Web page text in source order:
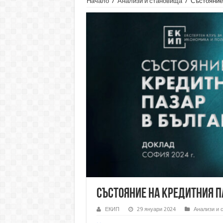
Състояние на кредитния
ЕКИП 29 януари 2024 Анализи и